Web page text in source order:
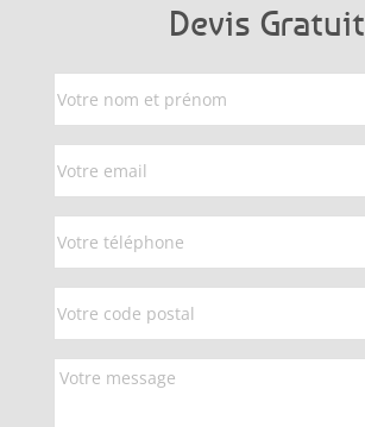
Devis Gratuit